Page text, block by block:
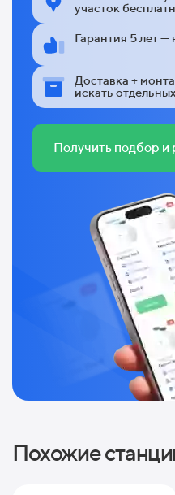
участок
Гарантия 5 лет
Доставка +
искать
Получить подбор и
Похожие